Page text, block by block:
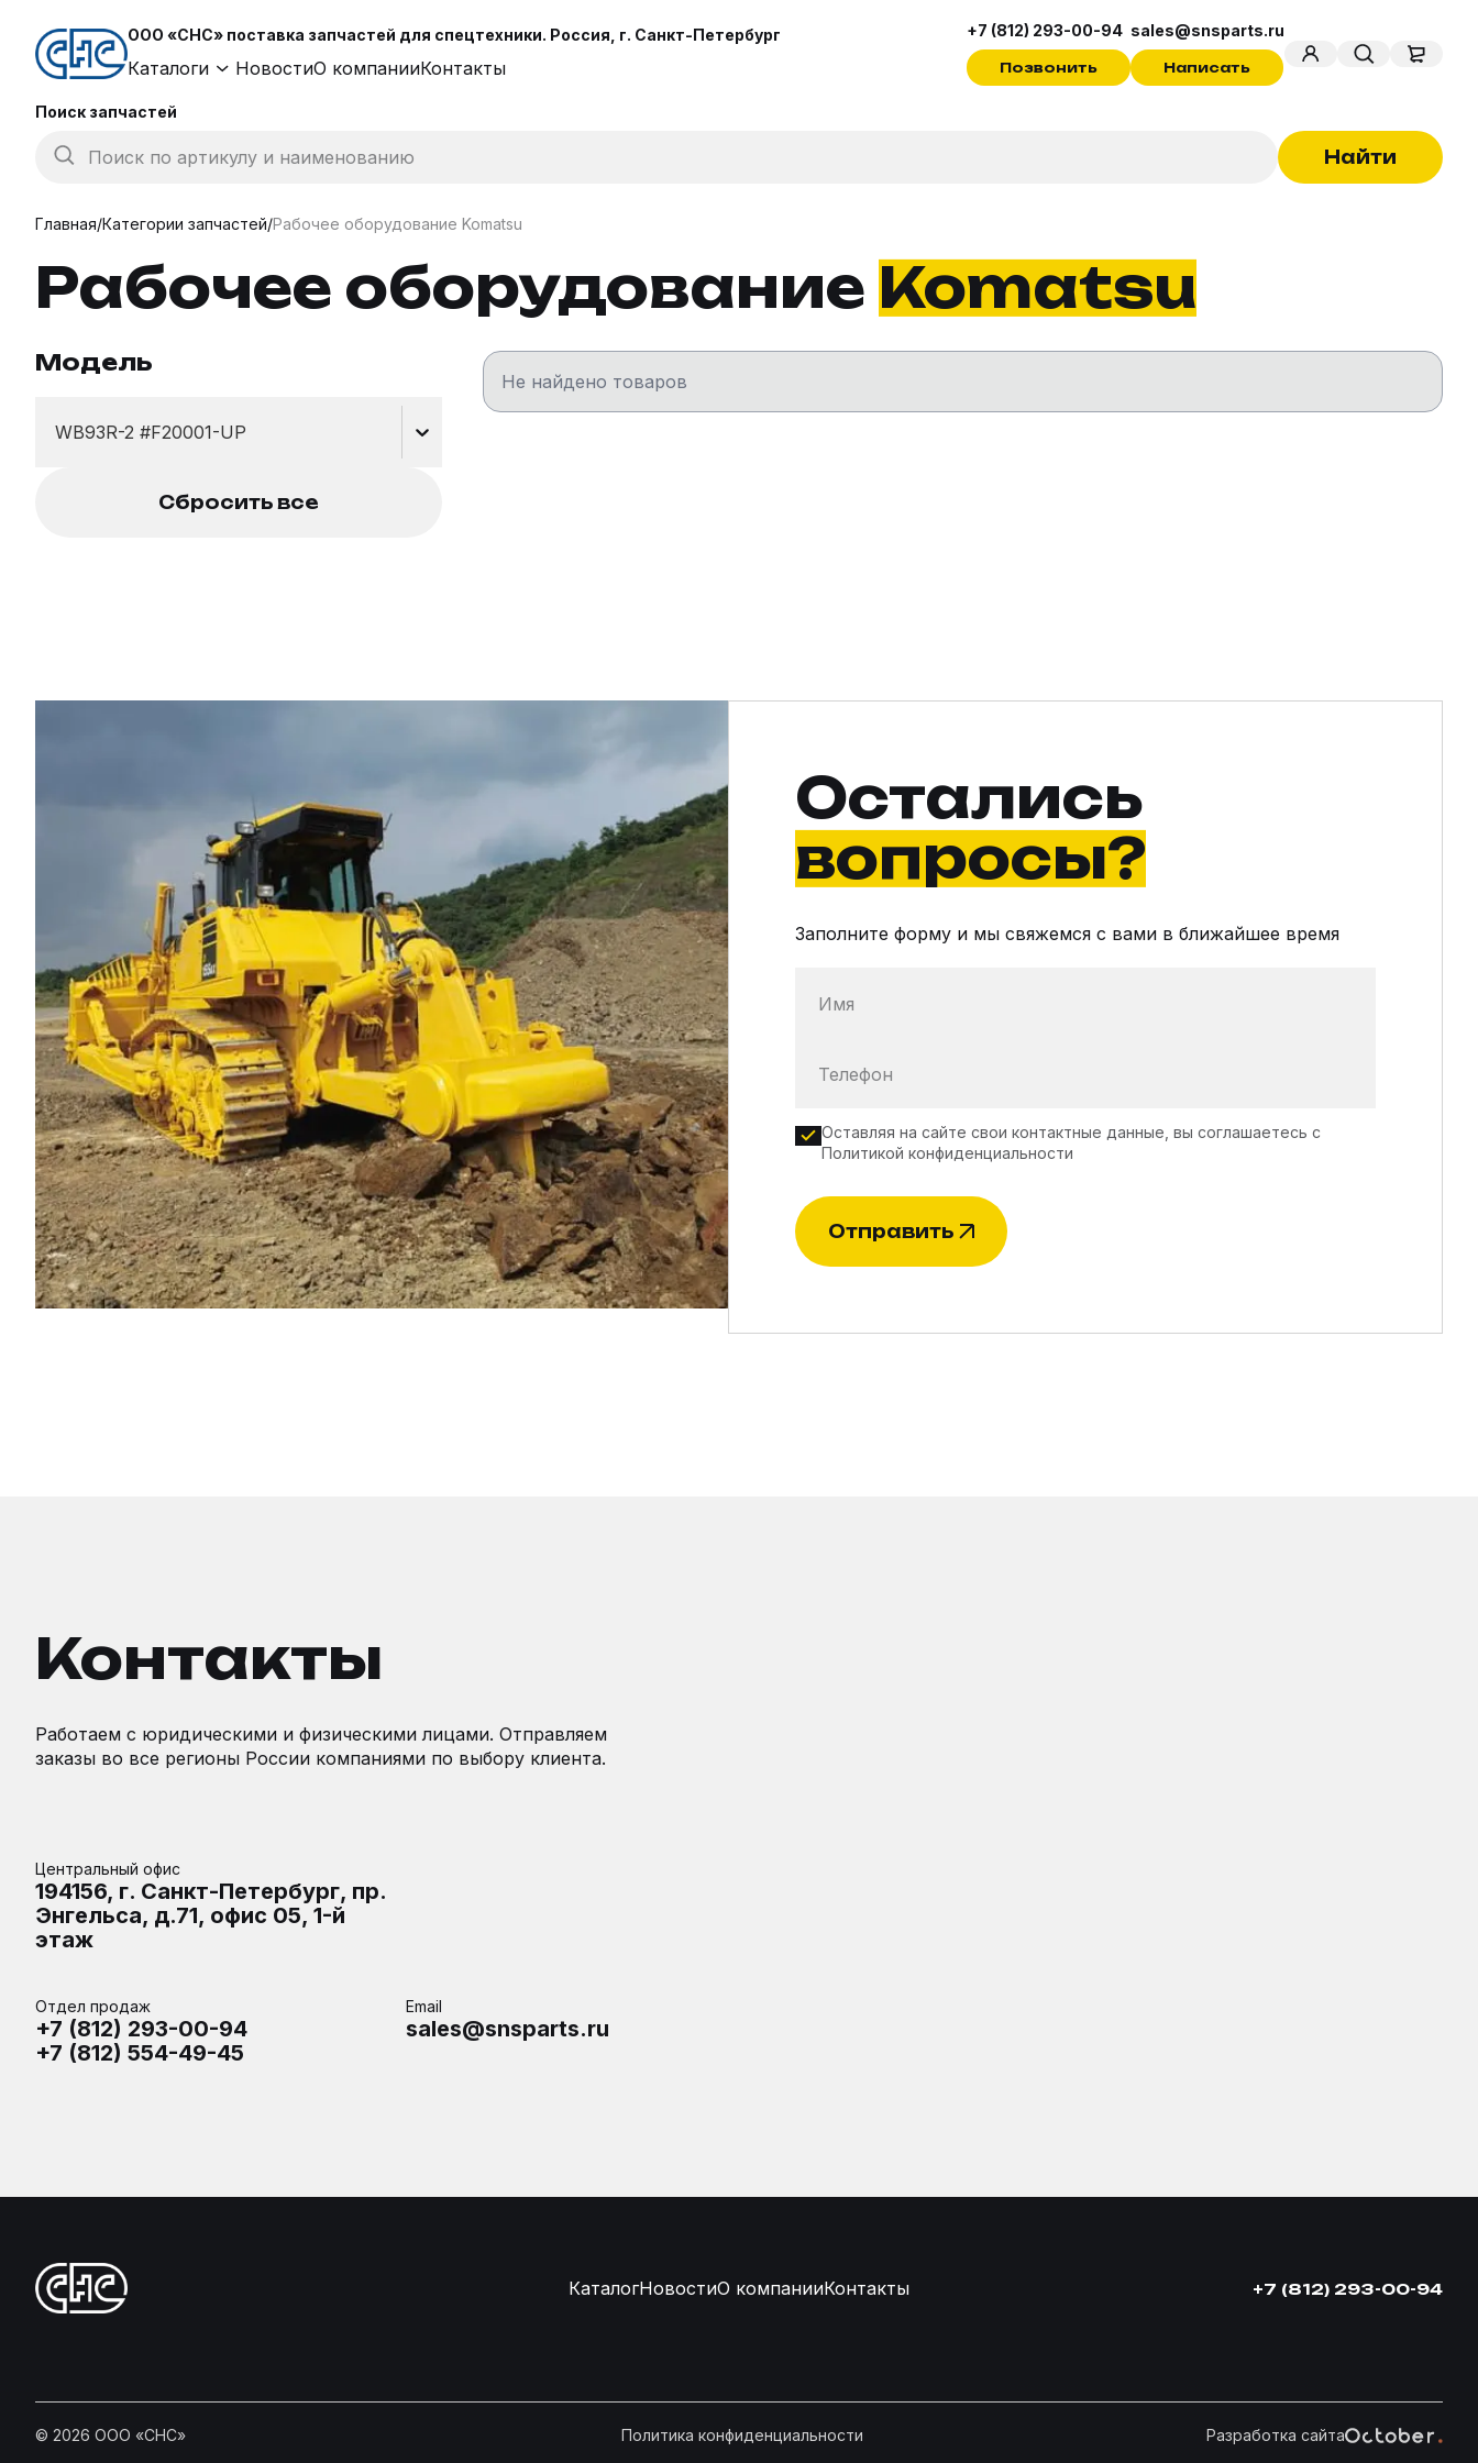
ООО «СНС» поставка запчастей для спецтехники. Россия, г. Санкт-Петербург
Каталоги НовостиО компанииКонтакты
+7 (812) 293-00-94
Позвонить
sales@snsparts.ru
Написать
Поиск запчастей
Поиск по артикулу и наименованию Найти
Главная/Категории запчастей/Рабочее оборудование Komatsu
Рабочее оборудование Komatsu
Модель
WB93R-2 #F20001-UP
Сбросить все
Не найдено товаров
Остались
вопросы?
Заполните форму и мы свяжемся с вами в ближайшее время
Имя
Телефон
Оставляя на сайте свои контактные данные, вы соглашаетесь с
Политикой конфиденциальности
Отправить
Контакты
Работаем с юридическими и физическими лицами. Отправляем
заказы во все регионы России компаниями по выбору клиента.
Центральный офис
194156, г. Санкт-Петербург, пр.
Энгельса, д.71, офис 05, 1-й
этаж
Отдел продаж
+7 (812) 293-00-94
+7 (812) 554-49-45
Email
sales@snsparts.ru
КаталогНовостиО компанииКонтакты +7 (812) 293-00-94
© 2026 ООО «СНС» Политика конфиденциальности Разработка сайта